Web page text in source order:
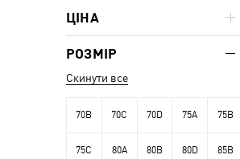
ЦІНА
РОЗМІР
Скинути все
70B 70C 70D 75A 75B
75C 80A 80B 80D 85B